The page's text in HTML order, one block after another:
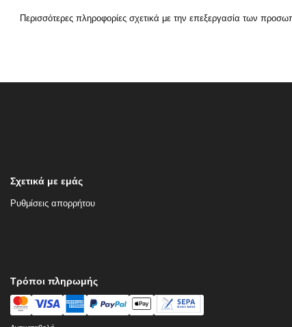
Περισσότερες πληροφορίες σχετικά με την επεξεργασία των
Σχετικά με εμάς
Ρυθμίσεις απορρήτου
Τρόποι πληρωμής